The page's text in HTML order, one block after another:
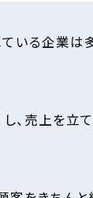
いる企業は
、売上を立て